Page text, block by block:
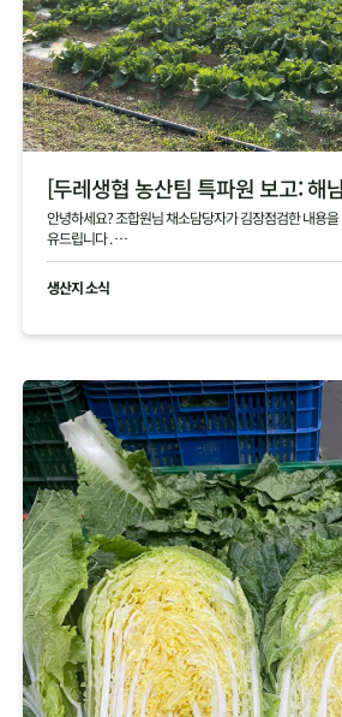
[두레생협 농산팀 특파원 보고: 해
안녕하세요? 조합원님 채소담당자가 김장점검한 내용
유드립니다 .
현재 생산지사진으로 김장생활재의 현황을 공유드립니
생산지 소식